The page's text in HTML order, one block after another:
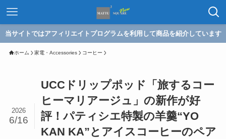
当サイトではアフィリエイトプログラムを利用して商品を紹介しています
ホーム 家電・Accessories コーヒー
UCCドリップポッド「旅するコー
ヒーマリアージュ」の新作が好
評！パティシエ特製の羊羹“YO
KAN KA”とアイスコーヒーのペア
2026
6/16